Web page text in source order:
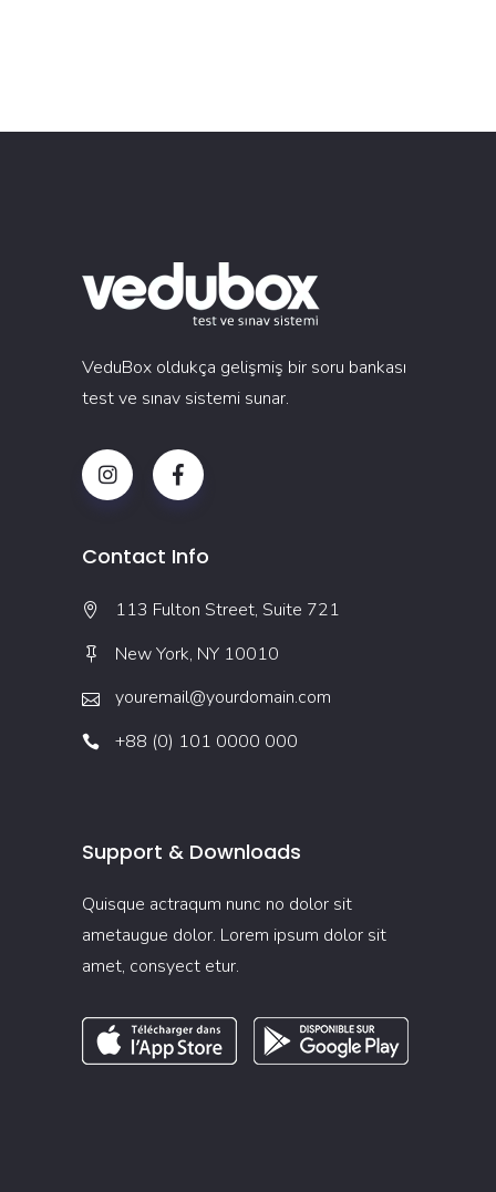
VeduBox oldukça gelişmiş bir soru bankası
test ve sınav sistemi sunar.
Contact Info
113 Fulton Street, Suite 721
New York, NY 10010
youremail@yourdomain.com
+88 (0) 101 0000 000
Support & Downloads
Quisque actraqum nunc no dolor sit
ametaugue dolor. Lorem ipsum dolor sit
amet, consyect etur.